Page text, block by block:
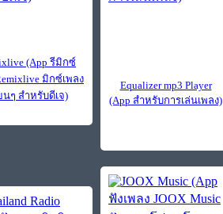
(App รีมิกซ์
มิกซ์เพลง
นๆ สำหรับดีเจ)
Equalizer mp3 Player
(App สำหรับการเล่นเพลง)